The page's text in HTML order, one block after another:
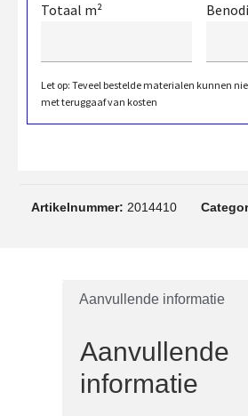
Totaal m²
Let op: Teveel bestelde materialen kunnen
met teruggaaf van kosten
Artikelnummer: 2014410
Aanvullende informatie
Aanvullende
informatie